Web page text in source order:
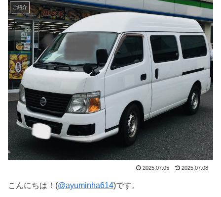
ご紹介
2025.07.05 2025.07.08
こんにちは！(@ayuminha614)です。